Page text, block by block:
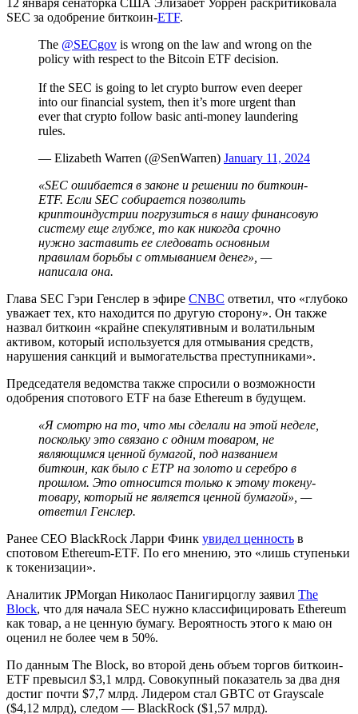
12 января сенаторка США Элизабет Уоррен раскритиковала
SEC за одобрение биткоин-ETF.
The @SECgov is wrong on the law and wrong on the
policy with respect to the Bitcoin ETF decision.
If the SEC is going to let crypto burrow even deeper
into our financial system, then it’s more urgent than
ever that crypto follow basic anti-money laundering
rules.
— Elizabeth Warren (@SenWarren) January 11, 2024
«SEC ошибается в законе и решении по биткоин-
ETF. Если SEC собирается позволить
криптоиндустрии погрузиться в нашу финансовую
систему еще глубже, то как никогда срочно
нужно заставить ее следовать основным
правилам борьбы с отмыванием денег», —
написала она.
Глава SEC Гэри Генслер в эфире CNBC ответил, что «глубоко
уважает тех, кто находится по другую сторону». Он также
назвал биткоин «крайне спекулятивным и волатильным
активом, который используется для отмывания средств,
нарушения санкций и вымогательства преступниками».
Председателя ведомства также спросили о возможности
одобрения спотового ETF на базе Ethereum в будущем.
«Я смотрю на то, что мы сделали на этой неделе,
поскольку это связано с одним товаром, не
являющимся ценной бумагой, под названием
биткоин, как было с ETP на золото и серебро в
прошлом. Это относится только к этому токену-
товару, который не является ценной бумагой», —
ответил Генслер.
Ранее CEO BlackRock Ларри Финк увидел ценность в
спотовом Ethereum-ETF. По его мнению, это «лишь ступеньки
к токенизации».
Аналитик JPMorgan Николаос Панигирцоглу заявил The
Block, что для начала SEC нужно классифицировать Ethereum
как товар, а не ценную бумагу. Вероятность этого к маю он
оценил не более чем в 50%.
По данным The Block, во второй день объем торгов биткоин-
ETF превысил $3,1 млрд. Совокупный показатель за два дня
достиг почти $7,7 млрд. Лидером стал GBTC от Grayscale
($4,12 млрд), следом — BlackRock ($1,57 млрд).